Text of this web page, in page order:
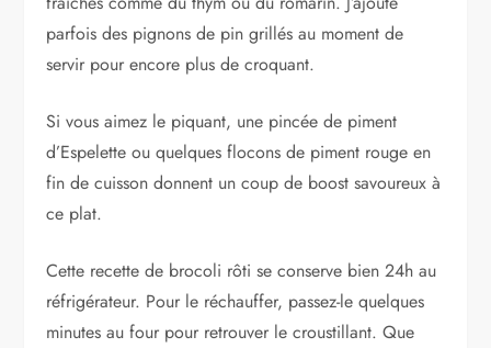
parfois des pignons de pin grillés au moment de
servir pour encore plus de croquant.
Si vous aimez le piquant, une pincée de piment
d’Espelette ou quelques flocons de piment rouge en
fin de cuisson donnent un coup de boost savoureux à
ce plat.
Cette recette de brocoli rôti se conserve bien 24h au
réfrigérateur. Pour le réchauffer, passez-le quelques
minutes au four pour retrouver le croustillant. Que